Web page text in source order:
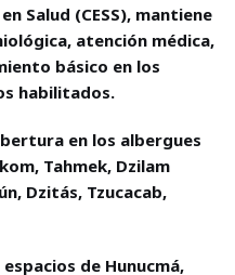
Salud (CESS), mantiene
atención médica,
básico en los
habilitados.
en los albergues
Tahmek, Dzilam
Dzitás, Tzucacab,
de Hunucmá,